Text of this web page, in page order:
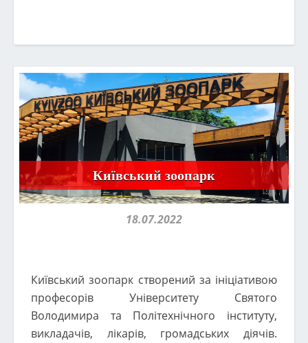
Київський зоопарк
18.07.2022
Київський зоопарк створений за ініціативою
професорів Університету Святого
Володимира та Політехнічного інституту,
викладачів, лікарів, громадських діячів.